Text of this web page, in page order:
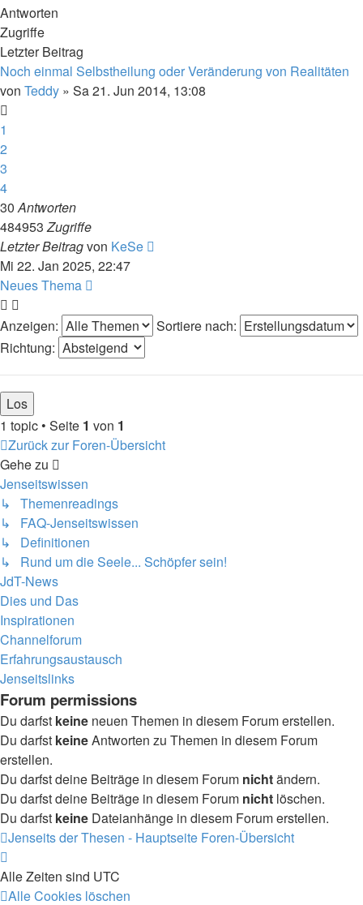
Antworten
Zugriffe
Letzter Beitrag
Noch einmal Selbstheilung oder Veränderung von Realitäten
von Teddy » Sa 21. Jun 2014, 13:08
1
2
3
4
30Antworten
484953Zugriffe
Letzter Beitragvon KeSe
Mi 22. Jan 2025, 22:47
Neues Thema
Anzeigen:
Sortiere nach:
Richtung:
1 topic • Seite 1 von 1
Zurück zur Foren-Übersicht
Gehe zu
Jenseitswissen
↳ Themenreadings
↳ FAQ-Jenseitswissen
↳ Definitionen
↳ Rund um die Seele... Schöpfer sein!
JdT-News
Dies und Das
Inspirationen
Channelforum
Erfahrungsaustausch
Jenseitslinks
Forum permissions
Du darfst keine neuen Themen in diesem Forum erstellen.
Du darfst keineAntworten zu Themen in diesem Forum
erstellen.
Du darfst deine Beiträge in diesem Forum nichtändern.
Du darfst deine Beiträge in diesem Forum nicht löschen.
Du darfst keine Dateianhänge in diesem Forum erstellen.
Jenseits der Thesen - Hauptseite Foren-Übersicht
Alle Zeiten sind UTC
Alle Cookies löschen